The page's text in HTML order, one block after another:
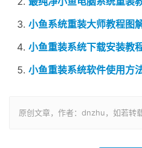
小鱼系统重装大师教程图
小鱼重装系统下载安装教
小鱼重装系统软件使用方
原创文章，作者：dnzhu，如若转